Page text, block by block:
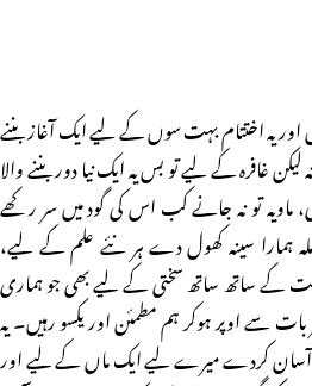
یہ اختتام بہت سوں کے لیے ایک آغاز بننے
غافرہ کے لیے تو بس یہ ایک نیا دور بننے والا
تو نہ جانے کب اس کی گود میں سر رکھے
ہمارا سینہ کھول دے ہر نئے علم کے لیے،
ساتھ ساتھ سختی کے لیے بھی جو ہماری
سے اوپر ہوکر ہم مطمئن اور یکسو رہیں۔ یہ
آسان کردے میرے لیے ایک ماں کے لیے اور